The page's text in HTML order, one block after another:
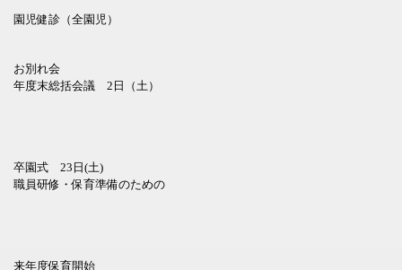
園児健診（全園児）
お別れ会
年度末総括会議 2日（土）
卒園式 23日(土)
職員研修・保育準備のための
来年度保育開始